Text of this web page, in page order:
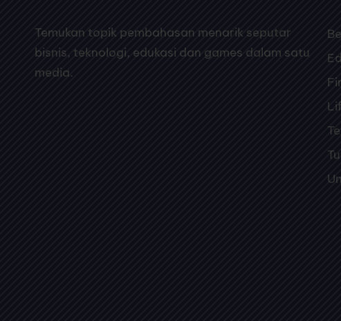
Temukan topik pembahasan menarik seputar
bisnis, teknologi, edukasi dan games dalam satu
media.